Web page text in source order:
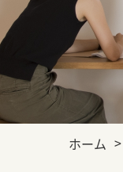
ホーム